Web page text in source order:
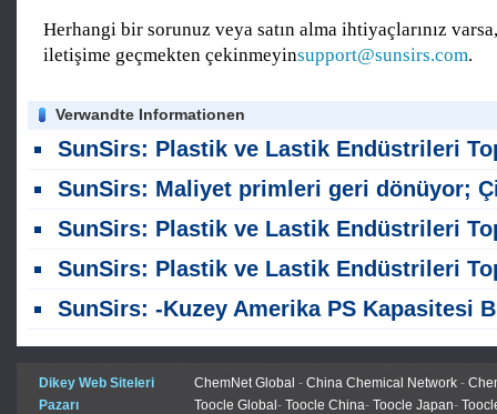
Herhangi bir sorunuz veya satın alma ihtiyaçlarınız
iletişime geçmekten çekinmeyinsupport@sunsirs.com.
Verwandte Informationen
SunSirs: Plastik ve Lastik Endüstrileri Toplu Emtia İstihbaratı (5 Ağustos
SunSirs: Maliyet primleri geri dönüyor; Çin PS fiyatları Temmuz ikinci yarısında
SunSirs: Plastik ve Lastik Endüstrileri Toplu Emtia İstihbaratı (17 Temmuz
SunSirs: Plastik ve Lastik Endüstrileri Toplu Emtia İstihbaratı (2 Temmuz
SunSirs: -Kuzey Amerika PS Kapasitesi Büzülmesi ve Yerli Sezon Altında Sürükleme: Polistiren Değer Zincirinin Derinlemli Spot Pazar Analizi (25 Haziran
Dikey Web Siteleri ChemNet Global - China Chemical Network -
Pazarı
Toocle Global- Toocle China- Toocle Japan-